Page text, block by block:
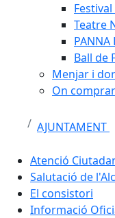
Teatre
Ball de
Menjar i
On comprar
AJUNTAMENT
Atenció
Salutació de
El consistori
Informació